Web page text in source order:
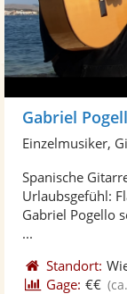
Gabriel
Einzelmusiker,
Spanische
Urlaubsgefühl:
Gabriel Pogello
...
Standort:
Gage: €€